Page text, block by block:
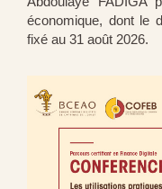
économique, dont le
fixé au 31 août 2026.